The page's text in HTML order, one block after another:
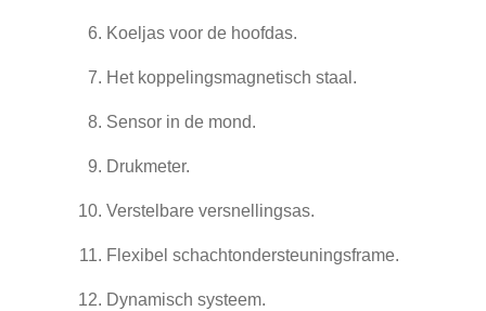
Koeljas voor de hoofdas.
Het koppelingsmagnetisch staal.
Sensor in de mond.
Drukmeter.
Verstelbare versnellingsas.
Flexibel schachtondersteuningsframe.
Dynamisch systeem.